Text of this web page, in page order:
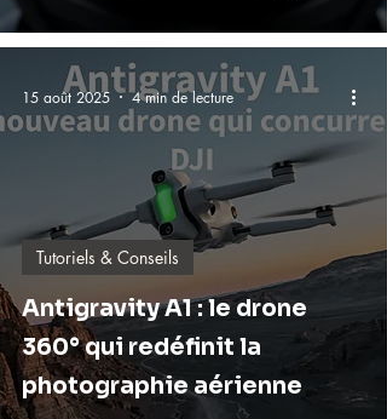
Antigravity A1 : le drone
360° qui redéfinit la
photographie aérienne
Tutoriels & Conseils
15 août 2025 4 min de lecture